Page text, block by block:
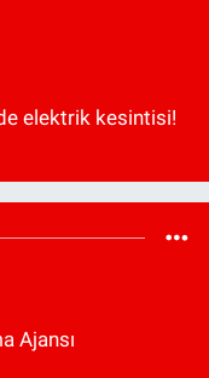
elektrik kesintisi!
Ajansı